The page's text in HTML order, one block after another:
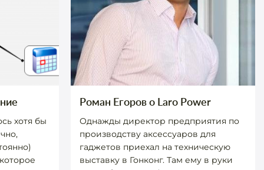
хотя бы
Роман Егоров о Laro Power
Однажды директор предприятия по
производству аксессуаров для
гаджетов приехал на техническую
выставку в Гонконг. Там ему в руки